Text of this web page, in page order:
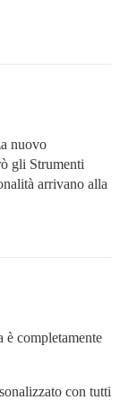
nuovo
gli Strumenti
arrivano alla
completamente
con tutti